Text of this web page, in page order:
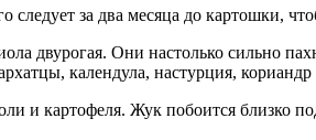
следует за два месяца до картошки,
двурогая. Они настолько сильно
календула, настурция, кориандр
и картофеля. Жук побоится близко